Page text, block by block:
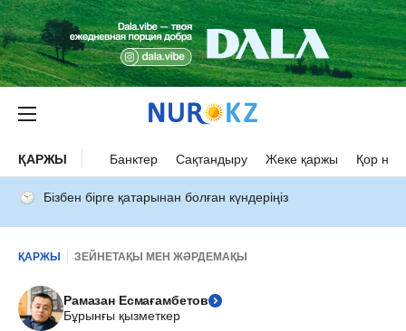
ҚАРЖЫ Банктер Сақтандыру Жеке қаржы Қор
Бізбен бірге қатарынан болған күндеріңіз
ҚАРЖЫ ЗЕЙНЕТАҚЫ МЕН ЖӘРДЕМАҚЫ
Рамазан Есмағамбетов
Бұрынғы қызметкер